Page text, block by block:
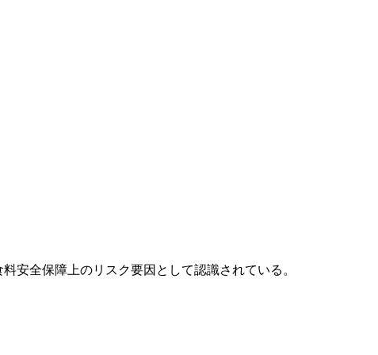
安全保障上のリスク要因として認識されている。